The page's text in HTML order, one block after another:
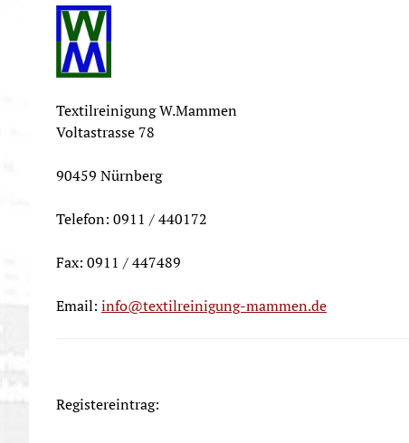
Textilreinigung W.Mammen
Voltastrasse 78
90459 Nürnberg
Telefon: 0911 / 440172
Fax: 0911 / 447489
Email: info@textilreinigung-mammen.de
Registereintrag: